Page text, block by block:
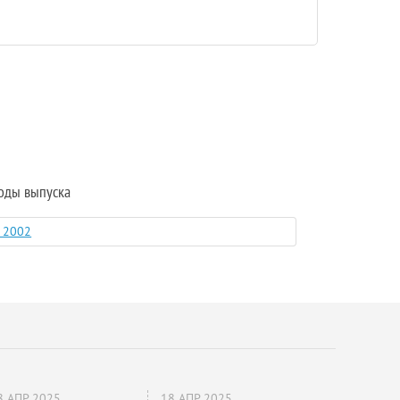
выпуска
2002